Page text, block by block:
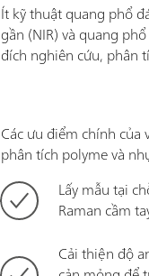
Ít kỹ thuật quang phổ
gần (NIR) và quang
đích nghiên cứu, phân
Các ưu điểm chính
phân tích polyme và
Lấy mẫu tại
Raman cầm
Cải thiện độ